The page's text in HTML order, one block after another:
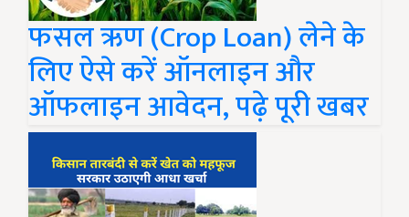
फसल ऋण (Crop Loan) लेने के
लिए ऐसे करें ऑनलाइन और
ऑफलाइन आवेदन, पढ़े पूरी खबर